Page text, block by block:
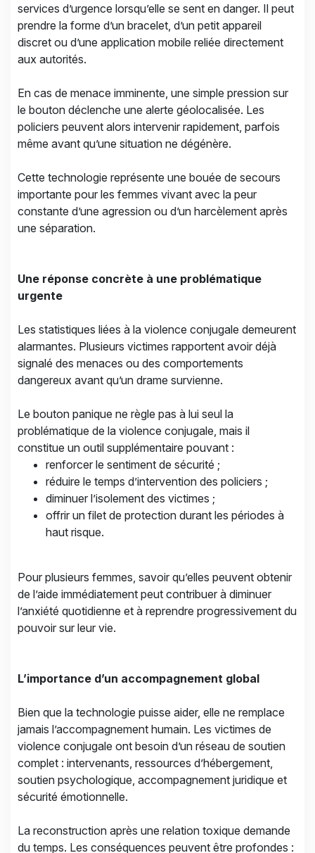
services d’urgence lorsqu’elle se sent en danger. Il peut
prendre la forme d’un bracelet, d’un petit appareil
discret ou d’une application mobile reliée directement
aux autorités.
En cas de menace imminente, une simple pression sur
le bouton déclenche une alerte géolocalisée. Les
policiers peuvent alors intervenir rapidement, parfois
même avant qu’une situation ne dégénère.
Cette technologie représente une bouée de secours
importante pour les femmes vivant avec la peur
constante d’une agression ou d’un harcèlement après
une séparation.
Une réponse concrète à une problématique
urgente
Les statistiques liées à la violence conjugale demeurent
alarmantes. Plusieurs victimes rapportent avoir déjà
signalé des menaces ou des comportements
dangereux avant qu’un drame survienne.
Le bouton panique ne règle pas à lui seul la
problématique de la violence conjugale, mais il
constitue un outil supplémentaire pouvant :
renforcer le sentiment de sécurité ;
réduire le temps d’intervention des policiers ;
diminuer l’isolement des victimes ;
offrir un filet de protection durant les périodes à
haut risque.
Pour plusieurs femmes, savoir qu’elles peuvent obtenir
de l’aide immédiatement peut contribuer à diminuer
l’anxiété quotidienne et à reprendre progressivement du
pouvoir sur leur vie.
L’importance d’un accompagnement global
Bien que la technologie puisse aider, elle ne remplace
jamais l’accompagnement humain. Les victimes de
violence conjugale ont besoin d’un réseau de soutien
complet : intervenants, ressources d’hébergement,
soutien psychologique, accompagnement juridique et
sécurité émotionnelle.
La reconstruction après une relation toxique demande
du temps. Les conséquences peuvent être profondes :